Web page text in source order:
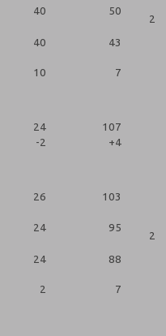
40 50
2
40 43
10 7
24
-2
107
+4
26 103
24 95
2
24 88
2
7